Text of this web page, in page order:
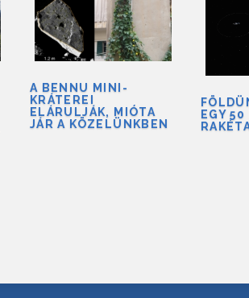
A BENNU MINI-
KRÁTEREI
ELÁRULJÁK, MIÓTA
JÁR A KÖZELÜNKBEN
EGY 50